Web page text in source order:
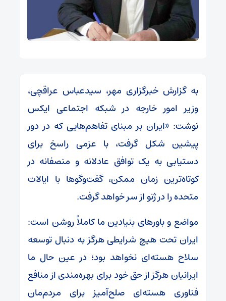
به گزارش خبرگزاری مهر، سیدعباس عراقچی،
وزیر امور خارجه در شبکه اجتماعی ایکس
نوشت: «ایران بر مبنای تفاهم‌هایی که در دور
پیشین شکل گرفت، با عزمی راسخ برای
دستیابی به یک توافق عادلانه و منصفانه در
کوتاه‌ترین زمان ممکن، گفت‌وگوها با ایالات
متحده را در ژنو از سر خواهد گرفت.
مواضع و باورهای بنیادین ما کاملاً روشن است:
ایران تحت هیچ شرایطی هرگز به دنبال توسعه
سلاح هسته‌ای نخواهد بود؛ در عین حال ما
ایرانیان هرگز از حق خود برای بهره‌مندی از منافع
فناوری هسته‌ای صلح‌آمیز برای مردم‌مان